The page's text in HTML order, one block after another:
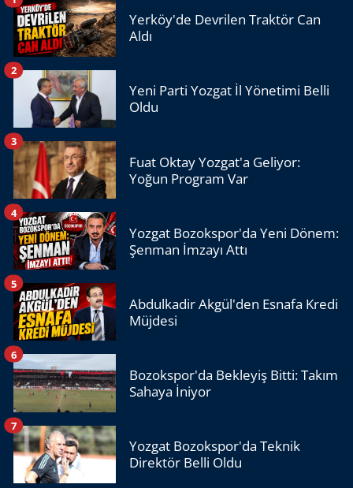
Yerköy'de Devrilen Traktör Can
Aldı
Yeni Parti Yozgat İl Yönetimi Belli
Oldu
2
Fuat Oktay Yozgat'a Geliyor:
Yoğun Program Var
3
Yozgat Bozokspor'da Yeni Dönem:
Şenman İmzayı Attı
4
Abdulkadir Akgül'den Esnafa Kredi
Müjdesi
5
Bozokspor'da Bekleyiş Bitti: Takım
Sahaya İniyor
6
Yozgat Bozokspor'da Teknik
Direktör Belli Oldu
7